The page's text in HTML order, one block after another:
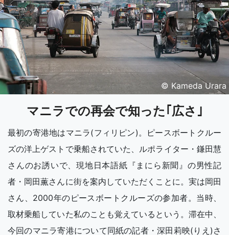
© Kameda Urara
マニラでの再会で知った｢広さ｣
最初の寄港地はマニラ(フィリピン)。ピースボートクルー
ズの洋上ゲストで乗船されていた、ルポライター・鎌田慧
さんのお誘いで、現地日本語紙『まにら新聞』の男性記
者・岡田薫さんに街を案内していただくことに。実は岡田
さん、2000年のピースボートクルーズの参加者。当時、
取材乗船していた私のことも覚えているという。滞在中、
今回のマニラ寄港について同紙の記者・深田莉映(りえ)さ